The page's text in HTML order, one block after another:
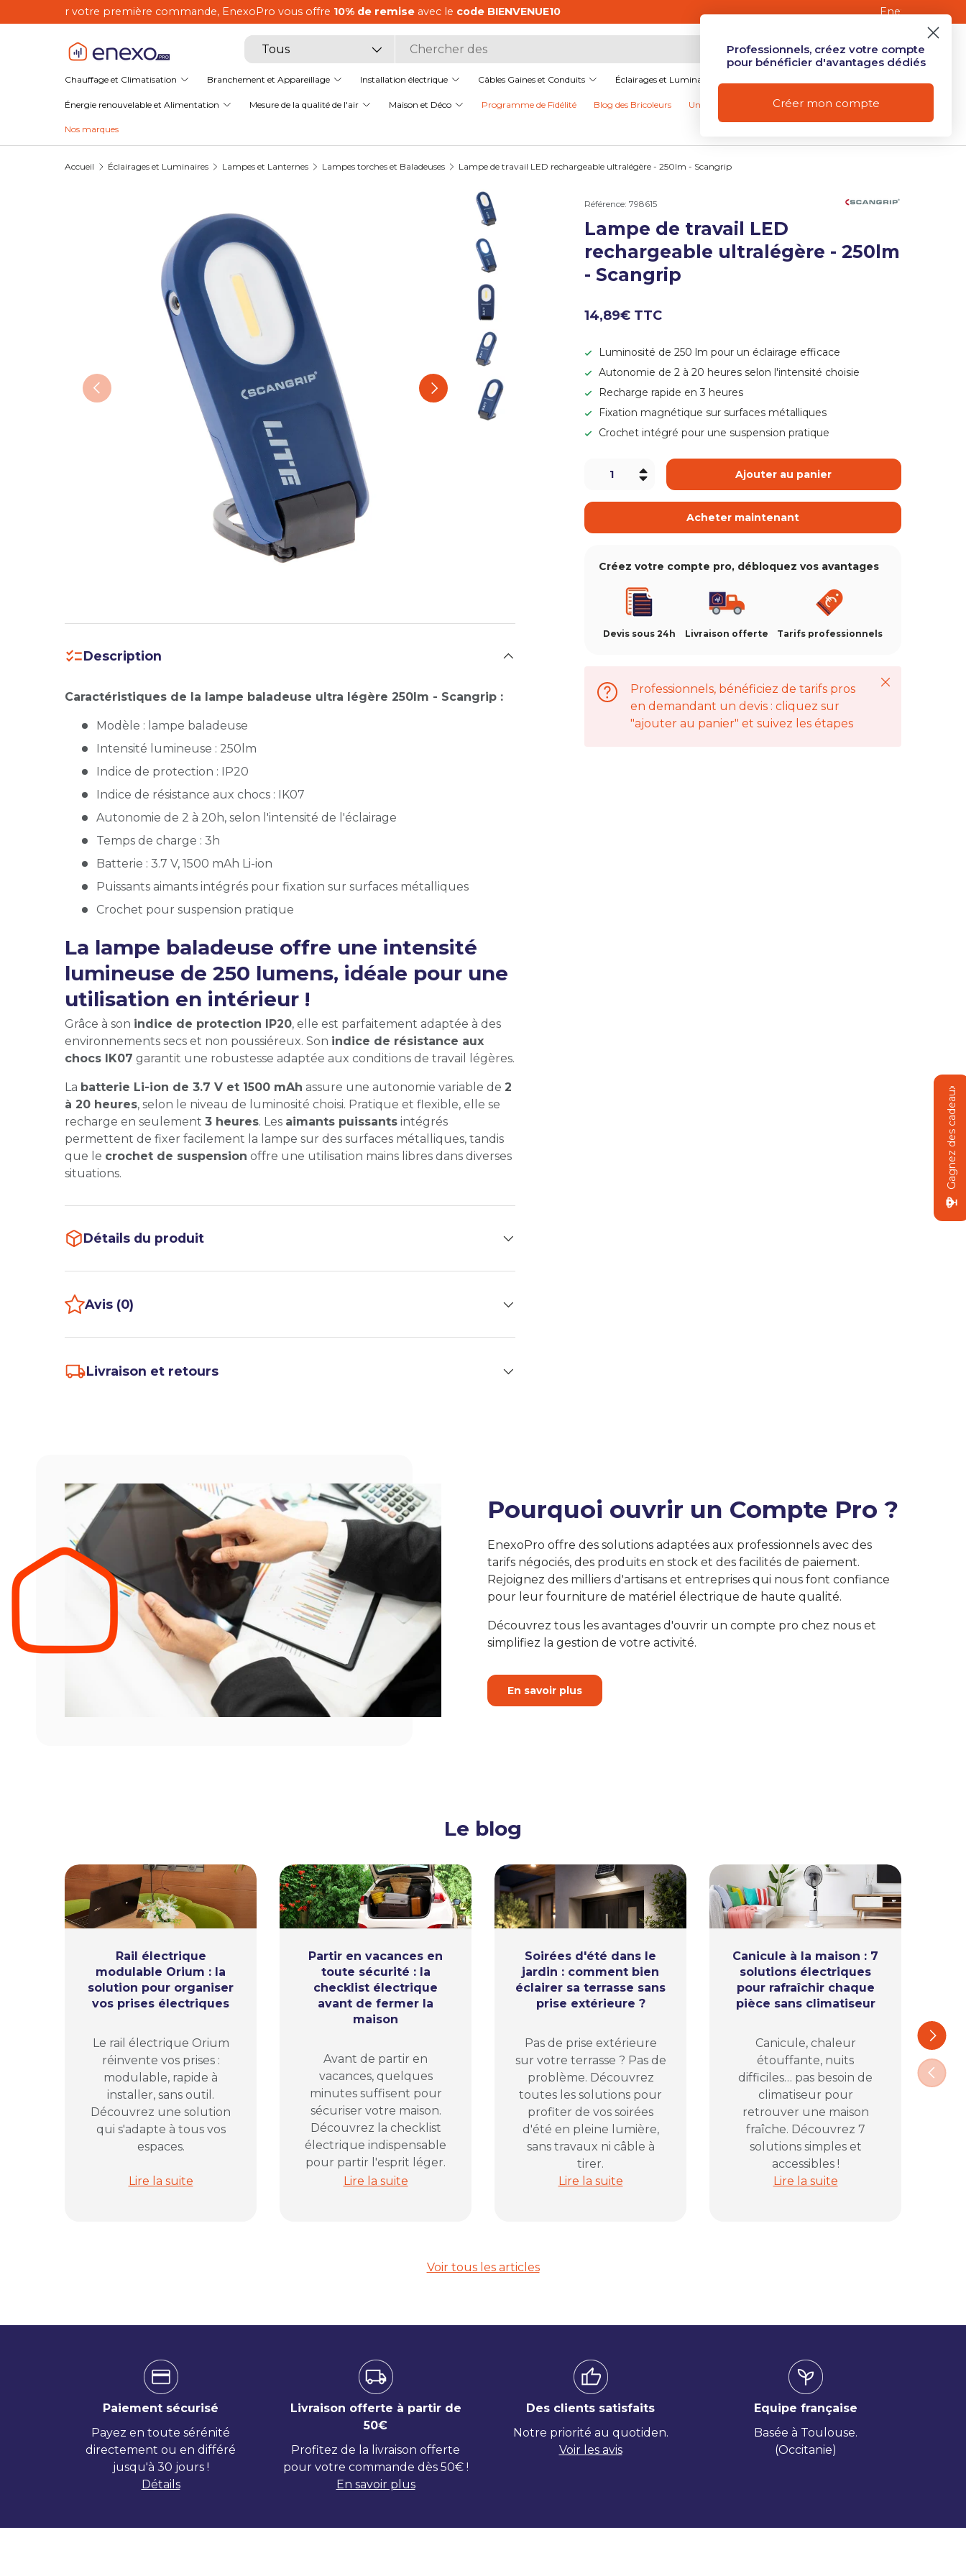
Aller au contenu
EnexoPro, le spécialiste en matériel électrique,pour les professionnels comme les particuliers.
Recherche
Type de produit
Tous Mon compte
Se connecterPanier
Chauffage et Climatisation Branchement et Appareillage Installation électrique Câbles Gaines et Conduits Éclairages et Luminaires
Énergie renouvelable et Alimentation Mesure de la qualité de l'air Maison et Déco Programme de Fidélité Blog des Bricoleurs Univers Camping Nos promotions
Nos marques
Accueil Éclairages et Luminaires Lampes et Lanternes Lampes torches et Baladeuses Lampe de travail LED rechargeable ultralégère - 250lm - Scangrip
Précédent Suivant
Charger l’image 1 dans la vue de galerie
Charger l’image 2 dans la vue de galerie
Charger l’image 3 dans la vue de galerie
Charger l’image 4 dans la vue de galerie
Charger l’image 5 dans la vue de galerie
Référence: 798615
Lampe de travail LED
rechargeable ultralégère - 250lm
- Scangrip
14,89€ TTC
Luminosité de 250 lm pour un éclairage efficace
Autonomie de 2 à 20 heures selon l'intensité choisie
Recharge rapide en 3 heures
Fixation magnétique sur surfaces métalliques
Crochet intégré pour une suspension pratique
-+ Ajouter au panier
Acheter maintenant
Créez votre compte pro, débloquez vos avantages
Devis sous 24h Livraison offerte Tarifs professionnels
Professionnels, bénéficiez de tarifs pros
en demandant un devis : cliquez sur
"ajouter au panier" et suivez les étapes
Fermer
Description
Caractéristiques de la lampe baladeuse ultra légère 250lm - Scangrip :
Modèle : lampe baladeuse
Intensité lumineuse : 250lm
Indice de protection : IP20
Indice de résistance aux chocs : IK07
Autonomie de 2 à 20h, selon l'intensité de l'éclairage
Temps de charge : 3h
Batterie : 3.7 V, 1500 mAh Li-ion
Puissants aimants intégrés pour fixation sur surfaces métalliques
Crochet pour suspension pratique
La lampe baladeuse offre une intensité
lumineuse de 250 lumens, idéale pour une
utilisation en intérieur !
Grâce à son indice de protection IP20, elle est parfaitement adaptée à des
environnements secs et non poussiéreux. Son indice de résistance aux
chocs IK07 garantit une robustesse adaptée aux conditions de travail légères.
La batterie Li-ion de 3.7 V et 1500 mAh assure une autonomie variable de 2
à 20 heures, selon le niveau de luminosité choisi. Pratique et flexible, elle se
recharge en seulement 3 heures. Les aimants puissants intégrés
permettent de fixer facilement la lampe sur des surfaces métalliques, tandis
que le crochet de suspension offre une utilisation mains libres dans diverses
situations.
Détails du produit
Avis (0)
Livraison et retours
Pourquoi ouvrir un Compte Pro ?
EnexoPro offre des solutions adaptées aux professionnels avec des
tarifs négociés, des produits en stock et des facilités de paiement.
Rejoignez des milliers d'artisans et entreprises qui nous font confiance
pour leur fourniture de matériel électrique de haute qualité.
Découvrez tous les avantages d'ouvrir un compte pro chez nous et
simplifiez la gestion de votre activité.
En savoir plus
Le blog
Rail électrique
modulable Orium : la
solution pour organiser
vos prises électriques
Le rail électrique Orium
réinvente vos prises :
modulable, rapide à
installer, sans outil.
Découvrez une solution
qui s'adapte à tous vos
espaces.
Rail électrique modulable Orium : la solution pour organiser vos prises électriques
Lire la suite
Partir en vacances en
toute sécurité : la
checklist électrique
avant de fermer la
maison
Avant de partir en
vacances, quelques
minutes suffisent pour
sécuriser votre maison.
Découvrez la checklist
électrique indispensable
pour partir l'esprit léger.
Partir en vacances en toute sécurité : la checklist électrique avant de fermer la maison
Lire la suite
Soirées d'été dans le
jardin : comment bien
éclairer sa terrasse sans
prise extérieure ?
Pas de prise extérieure
sur votre terrasse ? Pas de
problème. Découvrez
toutes les solutions pour
profiter de vos soirées
d'été en pleine lumière,
sans travaux ni câble à
tirer.
Soirées d'été dans le jardin : comment bien éclairer sa terrasse sans
Lire la suite
Canicule à la maison : 7
solutions électriques
pour rafraîchir chaque
pièce sans climatiseur
Canicule, chaleur
étouffante, nuits
difficiles… pas besoin de
climatiseur pour
retrouver une maison
fraîche. Découvrez 7
solutions simples et
accessibles !
Canicule à la maison : 7
Lire la suite
Suivant
Voir tous les articles
Paiement sécurisé
Payez en toute sérénité
directement ou en différé
jusqu'à 30 jours !
Détails
Livraison offerte à partir de
50€
Profitez de la livraison offerte
pour votre commande dès 50€ !
En savoir plus
Des clients satisfaits
Notre priorité au quotiden.
Voir les avis
Equipe française
Basée à Toulouse.
(Occitanie)
Gagnez des cadeaux
Professionnels, créez votre compte
pour bénéficier d'avantages dédiés
Créer mon compte